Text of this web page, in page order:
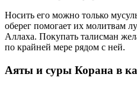
Носить его можно только
оберег помогает их молитвам
Аллаха. Покупать талисман
по крайней мере рядом с ней.
Аяты и суры Корана в